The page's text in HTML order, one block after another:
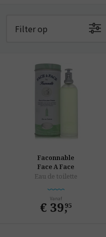
Filter op
Faconnable
Face A Face
Eau de toilette
Vanaf
€ 39,
95